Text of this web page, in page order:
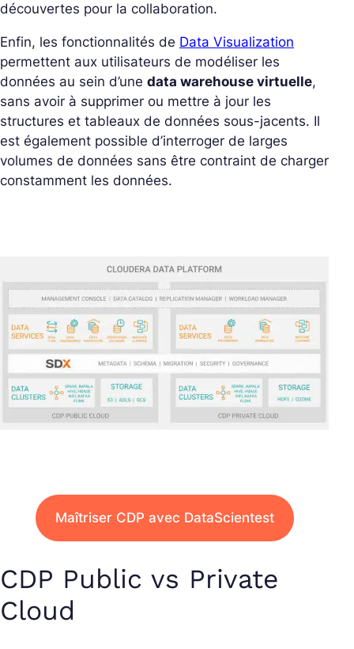
découvertes pour la collaboration.
Enfin, les fonctionnalités de Data Visualization
permettent aux utilisateurs de modéliser les
données au sein d’une data warehouse virtuelle,
sans avoir à supprimer ou mettre à jour les
structures et tableaux de données sous-jacents. Il
est également possible d’interroger de larges
volumes de données sans être contraint de charger
constamment les données.
Maîtriser CDP avec DataScientest
CDP Public vs Private
Cloud